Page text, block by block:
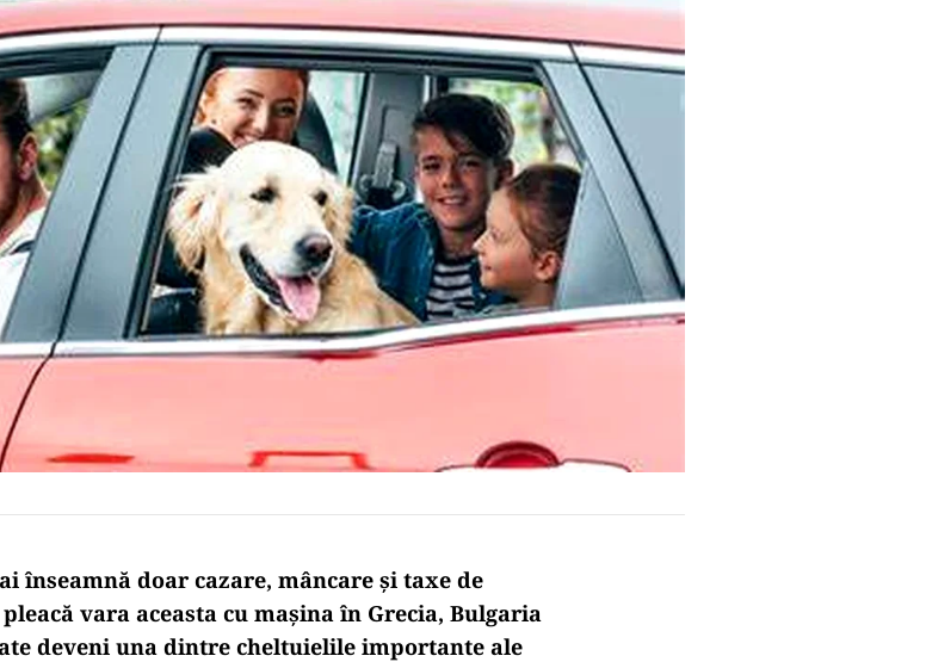
înseamnă doar cazare, mâncare și taxe de
vara aceasta cu mașina în Grecia, Bulgaria
deveni una dintre cheltuielile importante ale